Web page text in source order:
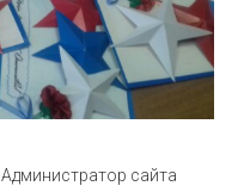
Администратор сайта